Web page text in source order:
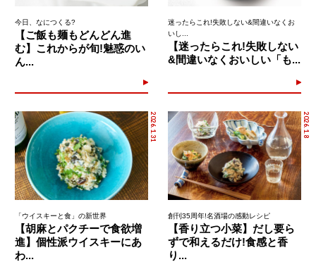
今日、なにつくる?
【ご飯も麺もどんどん進
む】これからが旬!魅惑のい
ん...
迷ったらこれ!失敗しない&間違いなくお
いし...
【迷ったらこれ!失敗しない
&間違いなくおいしい「も...
2026.1.31
「ウイスキーと食」の新世界
【胡麻とパクチーで食欲増
進】個性派ウイスキーにあ
わ...
2026.1.8
創刊35周年!名酒場の感動レシピ
【香り立つ小菜】だし要ら
ずで和えるだけ!食感と香
り...